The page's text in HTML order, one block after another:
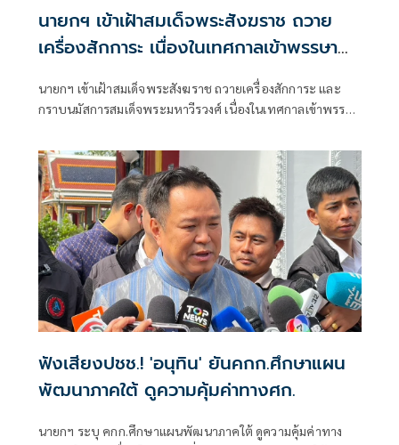
นายกฯ เข้าเฝ้าสมเด็จพระสังฆราช ถวาย
เครื่องสักการะ เนื่องในเทศกาลเข้าพรรษา
นายกฯ เข้าเฝ้าสมเด็จพระสังฆราช ถวายเครื่องสักการะ และ
กราบนมัสการสมเด็จพระมหาวีรวงศ์ เนื่องในเทศกาลเข้าพรรษา
ฟังเสียงปชช.! 'อนุทิน' ยันคกก.ศึกษาแผน
พัฒนาภาคใต้ ดูความคุ้มค่าทางศก.
นายกฯ ระบุ คกก.ศึกษาแผนพัฒนาภาคใต้ ดูความคุ้มค่าทาง